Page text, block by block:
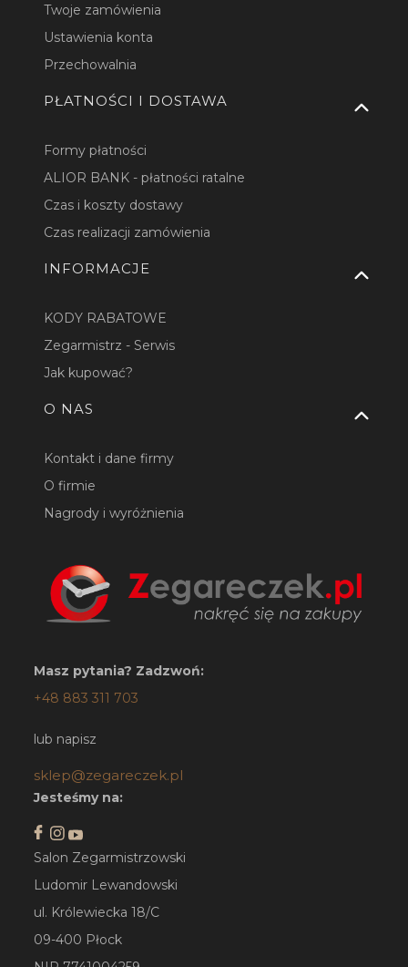
Twoje zamówienia
Ustawienia konta
Przechowalnia
PŁATNOŚCI I DOSTAWA
Formy płatności
ALIOR BANK - płatności ratalne
Czas i koszty dostawy
Czas realizacji zamówienia
INFORMACJE
KODY RABATOWE
Zegarmistrz - Serwis
Jak kupować?
O NAS
Kontakt i dane firmy
O firmie
Nagrody i wyróżnienia
Masz pytania? Zadzwoń:
+48 883 311 703
lub napisz
sklep@zegareczek.pl
Jesteśmy na:
Salon Zegarmistrzowski
Ludomir Lewandowski
ul. Królewiecka 18/C
09-400 Płock